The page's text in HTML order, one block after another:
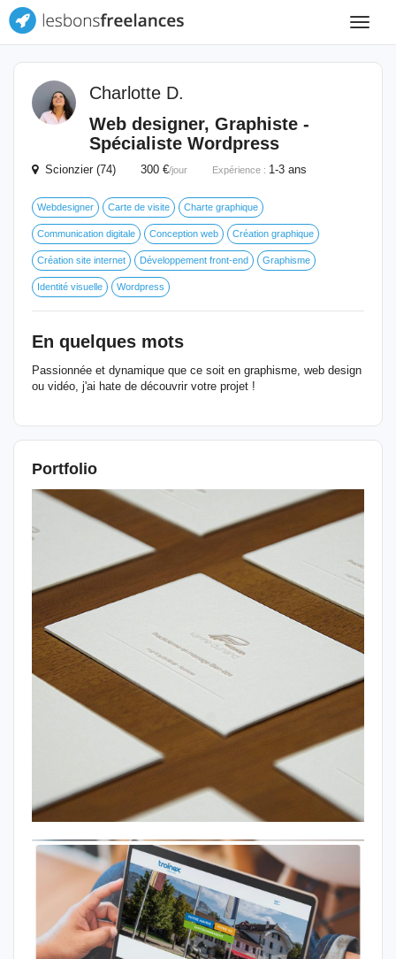
Toggle
Charlotte D.
Web designer, Graphiste -
Spécialiste Wordpress
Scionzier (74) 300 €/jour Expérience : 1-3 ans
Webdesigner Carte de visite Charte graphique
Communication digitale Conception web Création graphique
Création site internet Développement front-end Graphisme
Identité visuelle Wordpress
En quelques mots
Passionnée et dynamique que ce soit en graphisme, web design
ou vidéo, j'ai hate de découvrir votre projet !
Portfolio